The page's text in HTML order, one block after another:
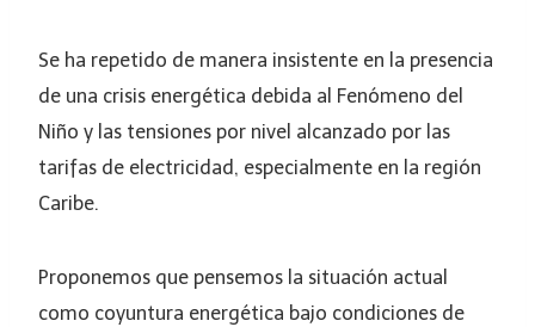
Se ha repetido de manera insistente en la presencia
de una crisis energética debida al Fenómeno del
Niño y las tensiones por nivel alcanzado por las
tarifas de electricidad, especialmente en la región
Caribe.
Proponemos que pensemos la situación actual
como coyuntura energética bajo condiciones de